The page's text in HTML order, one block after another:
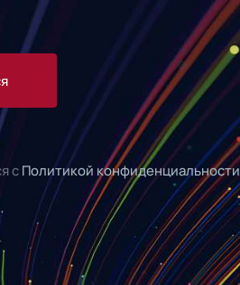
сПолитикой конфиденциальности